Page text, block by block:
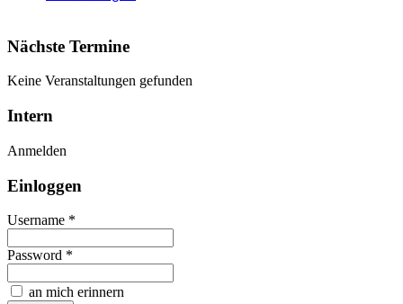
Nächste Termine
Keine Veranstaltungen gefunden
Intern
Anmelden
Einloggen
Username *
Password *
an mich erinnern